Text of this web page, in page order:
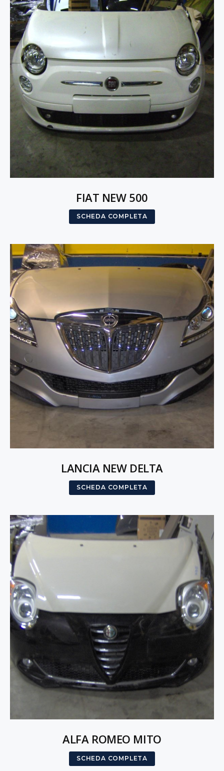
FIAT NEW 500
SCHEDA COMPLETA
LANCIA NEW DELTA
SCHEDA COMPLETA
ALFA ROMEO MITO
SCHEDA COMPLETA